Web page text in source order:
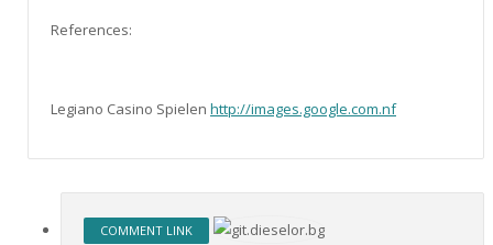
References:
Legiano Casino Spielen http://images.google.com.nf
COMMENT LINK